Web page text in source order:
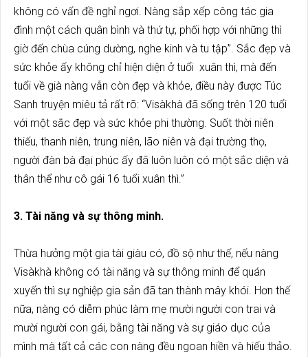
không có vấn đề nghỉ ngơi. Nàng sắp xếp công tác gia
đình một cách quân bình và thứ tự, phối hợp với những thì
giờ đến chùa cúng dường, nghe kinh và tu tập”. Sắc đẹp và
sức khỏe ấy không chỉ hiện diện ở tuổi xuân thì, mà đến
tuổi về già nàng vẫn còn đẹp và khỏe, điều này được Túc
Sanh truyện miêu tả rất rõ: “Visàkhà đã sống trên 120 tuổi
với một sắc đẹp và sức khỏe phi thường. Suốt thời niên
thiếu, thanh niên, trung niên, lão niên và đại trường thọ,
người đàn bà đại phúc ấy đã luôn luôn có một sắc diện và
thân thể như cô gái 16 tuổi xuân thì.”
3. Tài năng và sự thông minh.
Thừa hưởng một gia tài giàu có, đồ sộ như thế, nếu nàng
Visàkhà không có tài năng và sự thông minh để quán
xuyến thì sự nghiệp gia sản đã tan thành mây khói. Hơn thế
nữa, nàng có diễm phúc làm mẹ mười người con trai và
mười người con gái, bằng tài năng và sự giáo dục của
mình mà tất cả các con nàng đều ngoan hiền và hiếu thảo.